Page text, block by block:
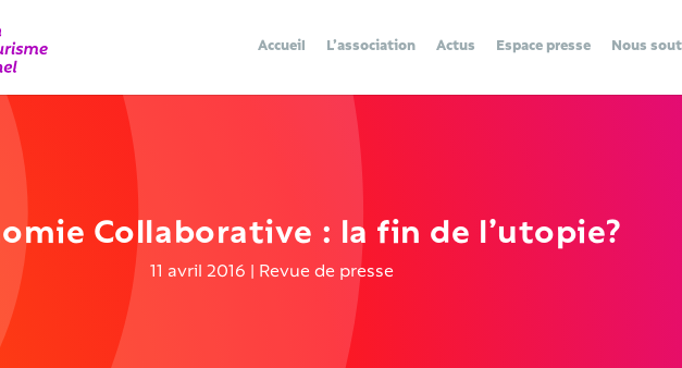
Accueil L’association Actus Espace presse Nous
Collaborative : la fin de l’utopie?
11 avril 2016 | Revue de presse